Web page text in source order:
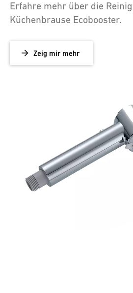
Erfahre mehr über die
Küchenbrause Ecobooster.
Zeig mir mehr